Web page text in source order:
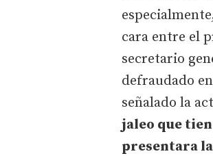
cara entre el
secretario
defraudado
señalado la
jaleo que
presentara